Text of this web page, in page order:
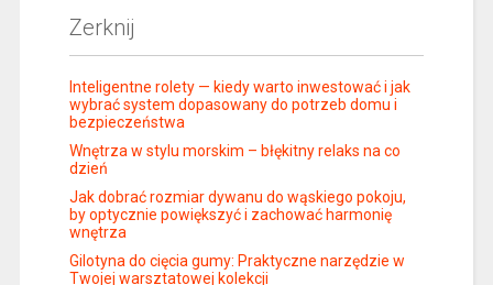
Zerknij
Inteligentne rolety — kiedy warto inwestować i jak
wybrać system dopasowany do potrzeb domu i
bezpieczeństwa
Wnętrza w stylu morskim – błękitny relaks na co
dzień
Jak dobrać rozmiar dywanu do wąskiego pokoju,
by optycznie powiększyć i zachować harmonię
wnętrza
Gilotyna do cięcia gumy: Praktyczne narzędzie w
Twojej warsztatowej kolekcji